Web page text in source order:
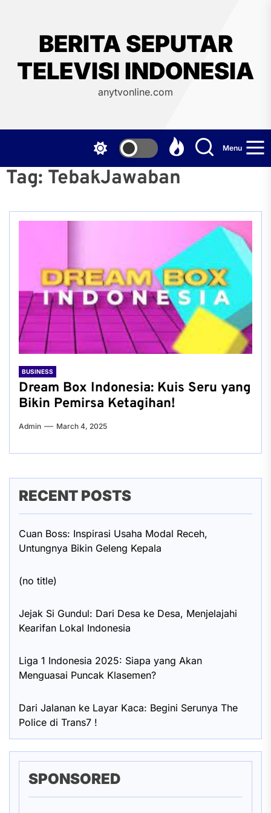
BERITA SEPUTAR
TELEVISI INDONESIA
anytvonline.com
Menu
Tag: TebakJawaban
BUSINESS
Dream Box Indonesia: Kuis Seru yang
Bikin Pemirsa Ketagihan!
Admin March 4, 2025
RECENT POSTS
Cuan Boss: Inspirasi Usaha Modal Receh,
Untungnya Bikin Geleng Kepala
(no title)
Jejak Si Gundul: Dari Desa ke Desa, Menjelajahi
Kearifan Lokal Indonesia
Liga 1 Indonesia 2025: Siapa yang Akan
Menguasai Puncak Klasemen?
Dari Jalanan ke Layar Kaca: Begini Serunya The
Police di Trans7 !
SPONSORED